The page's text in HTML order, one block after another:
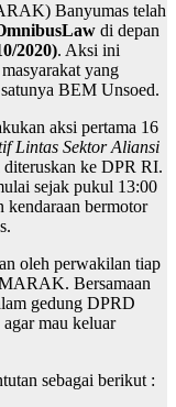
Banyumas telah
di depan
2020). Aksi ini
yang
BEM Unsoed.
aksi pertama 16
Lintas Sektor Aliansi
ke DPR RI.
sejak pukul 13:00
kendaraan bermotor
oleh perwakilan tiap
Bersamaan
gedung DPRD
mau keluar
sebagai berikut :